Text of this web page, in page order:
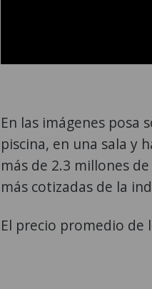
En las imágenes posa
piscina, en una sala y
más de 2.3 millones
más cotizadas de la
El precio promedio de